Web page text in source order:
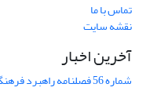
تماس با ما
نقشه سایت
آخرین اخبار
شماره 56 فصلنامه راهبرد فرهنگ منتشر شد